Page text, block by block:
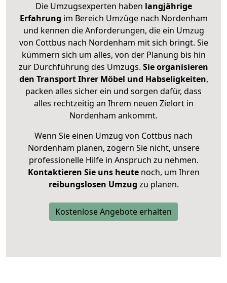
Die Umzugsexperten haben langjährige
Erfahrung im Bereich Umzüge nach Nordenham
und kennen die Anforderungen, die ein Umzug
von Cottbus nach Nordenham mit sich bringt. Sie
kümmern sich um alles, von der Planung bis hin
zur Durchführung des Umzugs. Sie organisieren
den Transport Ihrer Möbel und Habseligkeiten,
packen alles sicher ein und sorgen dafür, dass
alles rechtzeitig an Ihrem neuen Zielort in
Nordenham ankommt.
Wenn Sie einen Umzug von Cottbus nach
Nordenham planen, zögern Sie nicht, unsere
professionelle Hilfe in Anspruch zu nehmen.
Kontaktieren Sie uns heutenoch, um Ihren
reibungslosen Umzug zu planen.
Kostenlose Angebote erhalten